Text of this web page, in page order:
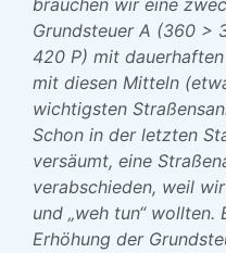
brauchen wir eine
Grundsteuer A (360 >
420 P) mit
mit diesen Mitteln
wichtigsten
Schon in der letzten
versäumt, eine
verabschieden, weil
und „weh tun“
Erhöhung der